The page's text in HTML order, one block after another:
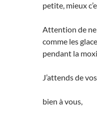
petite, mieux
Attention de
comme les
pendant la
J’attends de
bien à vous,